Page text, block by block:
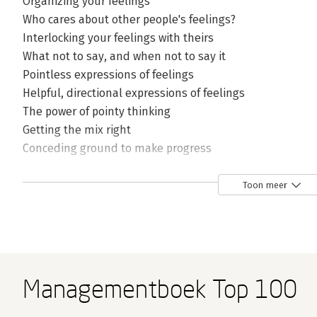
Who cares about other people's feelings?
Interlocking your feelings with theirs
What not to say, and when not to say it
Pointless expressions of feelings
Helpful, directional expressions of feelings
The power of pointy thinking
Getting the mix right
Conceding ground to make progress
Summary of So what? thinking
The power of Why?
What Why? means
Toon meer
Managementboek Top 100